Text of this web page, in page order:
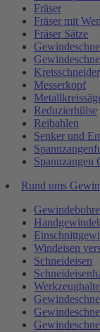
Fräser
Fräser mit
Fräser Sätze
Kreisschneider
Messerkopf
Reduzierhülse
Reibahlen
Senker und
Spannzangen
Rund ums
Windeisen
Schneideisen